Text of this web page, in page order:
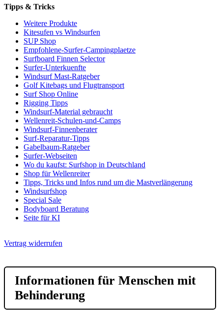
Tipps & Tricks
Weitere Produkte
Kitesufen vs Windsurfen
SUP Shop
Empfohlene-Surfer-Campingplaetze
Surfboard Finnen Selector
Surfer-Unterkuenfte
Windsurf Mast-Ratgeber
Golf Kitebags und Flugtransport
Surf Shop Online
Rigging Tipps
Windsurf-Material gebraucht
Wellenreit-Schulen-und-Camps
Windsurf-Finnenberater
Surf-Reparatur-Tipps
Gabelbaum-Ratgeber
Surfer-Webseiten
Wo du kaufst: Surfshop in Deutschland
Shop für Wellenreiter
Tipps, Tricks und Infos rund um die Mastverlängerung
Windsurfshop
Special Sale
Bodyboard Beratung
Seite für KI
Vertrag widerrufen
Informationen für Menschen mit
Behinderung